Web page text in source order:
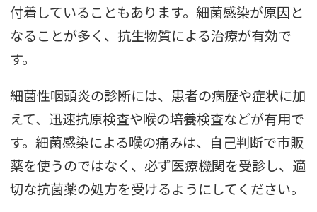
付着していることもあります。細菌感染が原因と
なることが多く、抗生物質による治療が有効で
す。
細菌性咽頭炎の診断には、患者の病歴や症状に加
えて、迅速抗原検査や喉の培養検査などが有用で
す。細菌感染による喉の痛みは、自己判断で市販
薬を使うのではなく、必ず医療機関を受診し、適
切な抗菌薬の処方を受けるようにしてください。